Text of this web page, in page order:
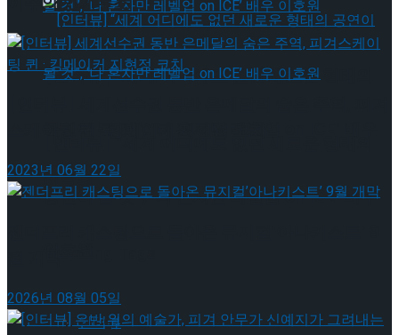
[인터뷰] “세계 어디에도 없던 새로운 형태의
이호원
인터뷰
공연이 될 것”, ‘나 혼자만 레벨업 on ICE’ 배우
Trending Tags
2023년 06월 22일
2026년 08월 05일